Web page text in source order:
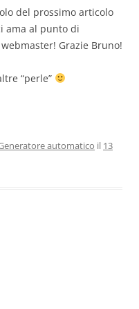
del prossimo articolo
ama al punto di
Grazie Bruno!
“perle”
automatico il 13